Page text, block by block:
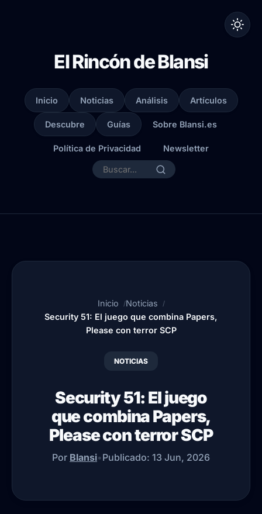
El Rincón de Blansi
Inicio Noticias Análisis Artículos
Descubre Guías Sobre Blansi.es
Política de Privacidad Newsletter
Inicio
Noticias
Security 51: El juego que combina Papers,
Please con terror SCP
NOTICIAS
Security 51: El juego
que combina Papers,
Please con terror SCP
Por Blansi•Publicado: 13 Jun, 2026